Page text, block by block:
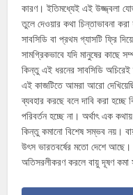
কারণ। ইতিমধ্যেই এই উজ্জ্বলা
তুলে দেওয়ার কথা চিন্তাভাবনা
সাবসিডি বা প্রথম গ্যাসটি ফ্রি
সামগ্রিকভাবে যদি মানুষের কাছে
কিন্তু এই ধরনের সাবসিডি অচিরেই
এই কাজটিতে আমরা আরো
ব্যবহার করছে বলে দাবি করা হচ্ছে
পরিবর্তন হচ্ছে না। অর্থাৎ এক
কিন্তু কমানো বিশেষ সম্ভব নয়।
উৎস ভারতবর্ষের মতো দেশে
অতিসরলীকরণ করলে বায়ু দূষণ